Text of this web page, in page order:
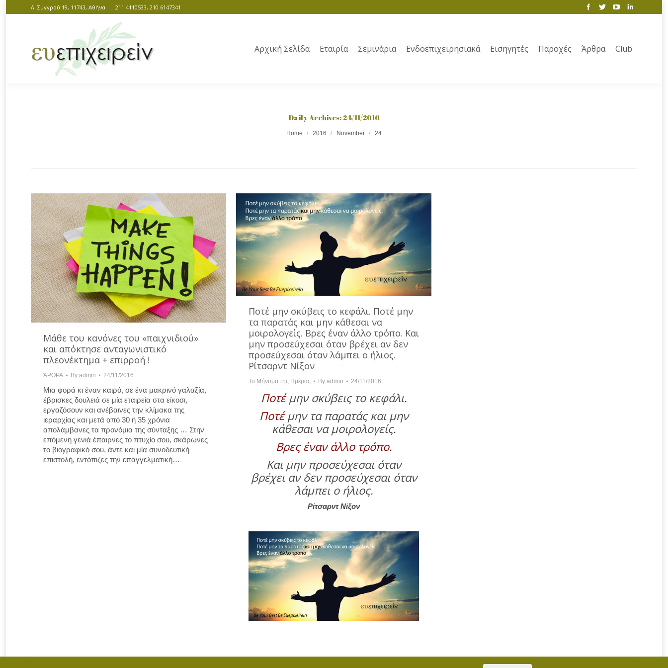
Λ. Συγγρού 19, 11743, Αθήνα 211 4110533, 210 6147341
Αρχική Σελίδα Εταιρία Σεμινάρια Ενδοεπιχειρησιακά Εισηγητές Παροχές Άρθρα Club
Daily Archives: 24/11/2016
Home 2016 November 24
Μάθε του κανόνες του «παιχνιδιού»
και απόκτησε ανταγωνιστικό
πλεονέκτημα + επιρροή !
ΆΡΘΡΑ By admin 24/11/2016
Μια φορά κι έναν καιρό, σε ένα μακρινό γαλαξία,
έβρισκες δουλειά σε μία εταιρεία στα είκοσι,
εργαζόσουν και ανέβαινες την κλίμακα της
ιεραρχίας και μετά από 30 ή 35 χρόνια
απολάμβανες τα προνόμια της σύνταξης … Στην
επόμενη γενιά έπαιρνες το πτυχίο σου, σκάρωνες
το βιογραφικό σου, άντε και μία συνοδευτική
επιστολή, εντόπιζες την επαγγελματική…
Ποτέ μην σκύβεις το κεφάλι. Ποτέ μην
τα παρατάς και μην κάθεσαι να
μοιρολογείς. Βρες έναν άλλο τρόπο. Και
μην προσεύχεσαι όταν βρέχει αν δεν
προσεύχεσαι όταν λάμπει ο ήλιος.
Ρίτσαρντ Νίξον
Το Μήνυμα της Ημέρας By admin 24/11/2016
Ποτέμην σκύβεις το κεφάλι.
Ποτέμην τα παρατάς και μην
κάθεσαι να μοιρολογείς.
Βρες έναν άλλο τρόπο.
Και μην προσεύχεσαι όταν
βρέχει αν δεν προσεύχεσαι όταν
λάμπει ο ήλιος.
Ρίτσαρντ Νίξον